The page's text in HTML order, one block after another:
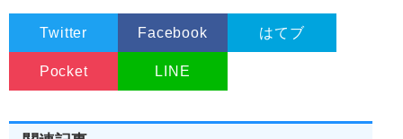
Twitter Facebook はてブ
Pocket LINE